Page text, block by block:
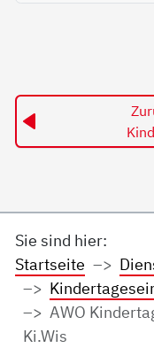
Sie sind hier:
Startseite
AWO
Ki.Wis